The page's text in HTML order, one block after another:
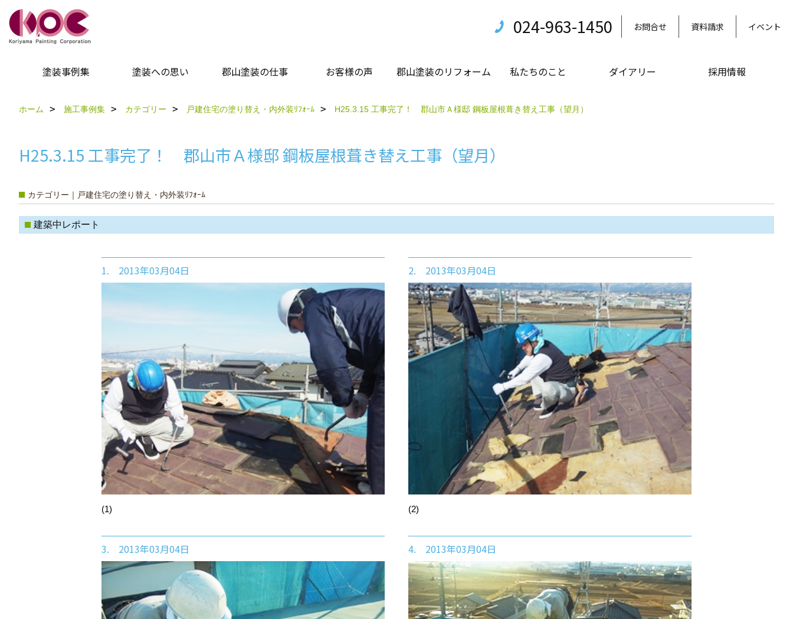
024-963-1450 お問合せ 資料請求 イベント
塗装事例集 塗装への思い 郡山塗装の仕事 お客様の声 郡山塗装のリフォーム 私たちのこと ダイアリー 採用情報
ホーム 施工事例集 カテゴリー 戸建住宅の塗り替え・内外装ﾘﾌｫｰﾑ H25.3.15 工事完了！ 郡山市Ａ様邸 鋼板屋根葺き替え工事（望月）
H25.3.15 工事完了！ 郡山市Ａ様邸 鋼板屋根葺き替え工事（望月）
カテゴリー｜戸建住宅の塗り替え・内外装ﾘﾌｫｰﾑ
建築中レポート
1. 2013年03月04日
(1)
2. 2013年03月04日
(2)
3. 2013年03月04日 4. 2013年03月04日